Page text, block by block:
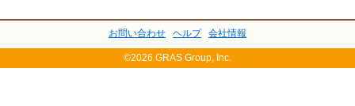
お問い合わせ ヘルプ 会社情報
©2026 GRAS Group, Inc.